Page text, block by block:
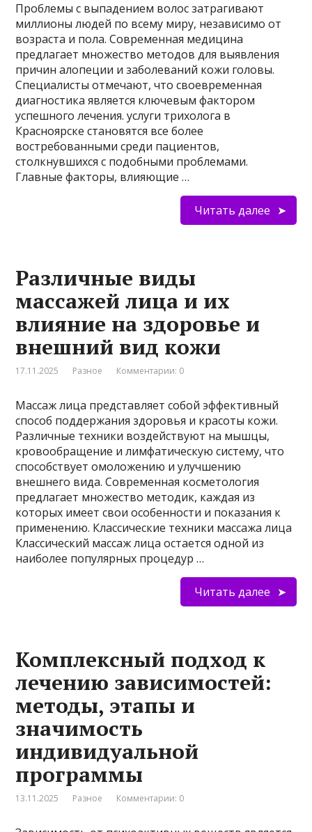
Проблемы с выпадением волос затрагивают
миллионы людей по всему миру, независимо от
возраста и пола. Современная медицина
предлагает множество методов для выявления
причин алопеции и заболеваний кожи головы.
Специалисты отмечают, что своевременная
диагностика является ключевым фактором
успешного лечения. услуги трихолога в
Красноярске становятся все более
востребованными среди пациентов,
столкнувшихся с подобными проблемами.
Главные факторы, влияющие …
Читать далее
Различные виды
массажей лица и их
влияние на здоровье и
внешний вид кожи
17.11.2025 Разное Комментарии: 0
Массаж лица представляет собой эффективный
способ поддержания здоровья и красоты кожи.
Различные техники воздействуют на мышцы,
кровообращение и лимфатическую систему, что
способствует омоложению и улучшению
внешнего вида. Современная косметология
предлагает множество методик, каждая из
которых имеет свои особенности и показания к
применению. Классические техники массажа лица
Классический массаж лица остается одной из
наиболее популярных процедур …
Читать далее
Комплексный подход к
лечению зависимостей:
методы, этапы и
значимость
индивидуальной
программы
13.11.2025 Разное Комментарии: 0